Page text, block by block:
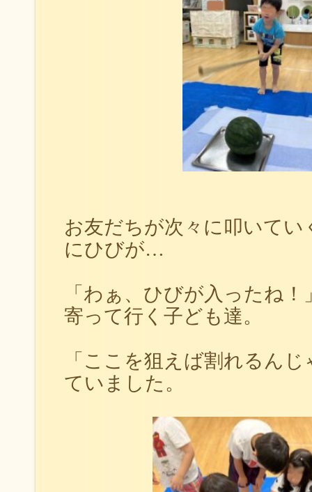
お友だちが次々に叩いて
にひびが…
「わぁ、ひびが入ったね
寄って行く子ども達。
「ここを狙えば割れるん
ていました。